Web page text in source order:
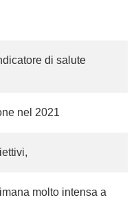
di salute
nel 2021
molto intensa a